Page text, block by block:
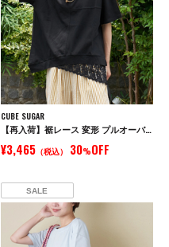
CUBE SUGAR
【再入荷】裾レース 変形 プルオーバー Tシャツ
¥3,465（税込） 30%OFF
SALE